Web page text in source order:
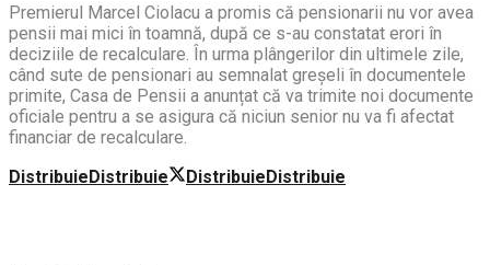
Premierul Marcel Ciolacu a promis că pensionarii nu vor avea
pensii mai mici în toamnă, după ce s-au constatat erori în
deciziile de recalculare. În urma plângerilor din ultimele zile,
când sute de pensionari au semnalat greșeli în documentele
primite, Casa de Pensii a anunțat că va trimite noi documente
oficiale pentru a se asigura că niciun senior nu va fi afectat
financiar de recalculare.
DistribuieDistribuie DistribuieDistribuie